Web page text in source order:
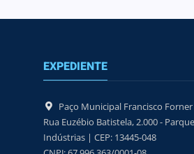
EXPEDIENTE
Paço Municipal Francisco Forner
Rua Euzébio Batistela, 2.000 -
Indústrias | CEP: 13445-048